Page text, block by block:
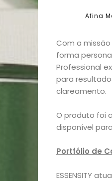
Afina
Com a
forma
Professional
para
clareamento.
O produto foi
disponível
Portfólio de
ESSENSITY